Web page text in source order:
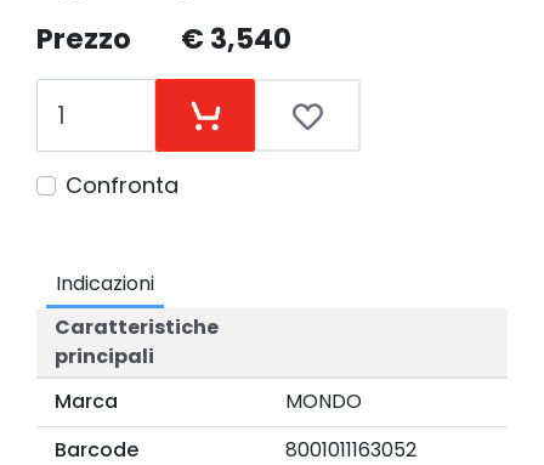
Prezzo € 3,540
Confronta
Indicazioni
Caratteristiche
principali
Marca
MONDO
Barcode
8001011163052